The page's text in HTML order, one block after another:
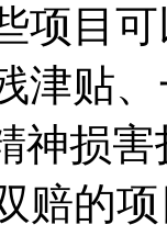
项目
津贴
神损
赔的